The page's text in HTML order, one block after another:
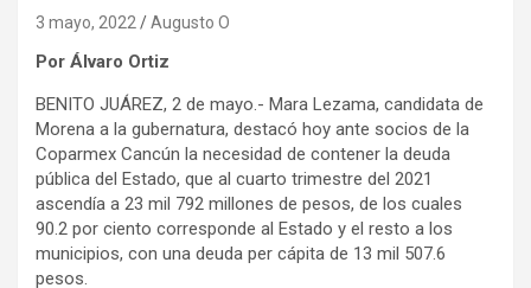
3 mayo, 2022 Augusto O
Por Álvaro Ortiz
BENITO JUÁREZ, 2 de mayo.- Mara Lezama, candidata de
Morena a la gubernatura, destacó hoy ante socios de la
Coparmex Cancún la necesidad de contener la deuda
pública del Estado, que al cuarto trimestre del 2021
ascendía a 23 mil 792 millones de pesos, de los cuales
90.2 por ciento corresponde al Estado y el resto a los
municipios, con una deuda per cápita de 13 mil 507.6
pesos.